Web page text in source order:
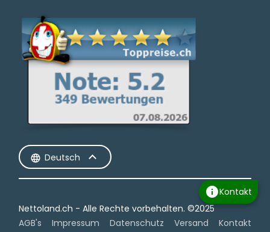
Deutsch
Nettoland.ch - Alle Rechte vorbehalten.​ ©2025
AGB's
Impressum Datenschutz Versand Kontakt
infoKontakt